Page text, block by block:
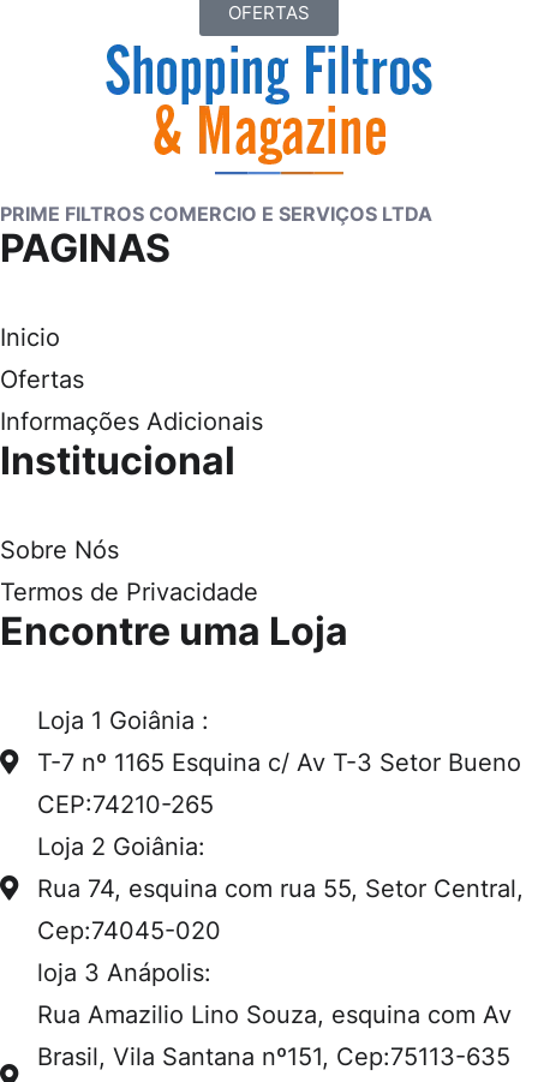
OFERTAS
PRIME FILTROS COMERCIO E SERVIÇOS LTDA
PAGINAS
Inicio
Ofertas
Informações Adicionais
Institucional
Sobre Nós
Termos de Privacidade
Encontre uma Loja
Loja 1 Goiânia :
T-7 nº 1165 Esquina c/ Av T-3 Setor Bueno
CEP:74210-265
Loja 2 Goiânia:
Rua 74, esquina com rua 55, Setor Central,
Cep:74045-020
loja 3 Anápolis:
Rua Amazilio Lino Souza, esquina com Av
Brasil, Vila Santana nº151, Cep:75113-635